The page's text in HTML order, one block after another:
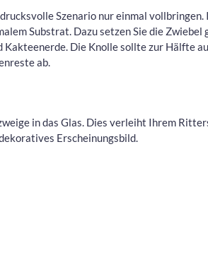
Szenario nur einmal
Substrat. Dazu setzen Sie die Zwiebel
Die Knolle sollte zur Hälfte
ab.
in das Glas. Dies verleiht Ihrem
Erscheinungsbild.